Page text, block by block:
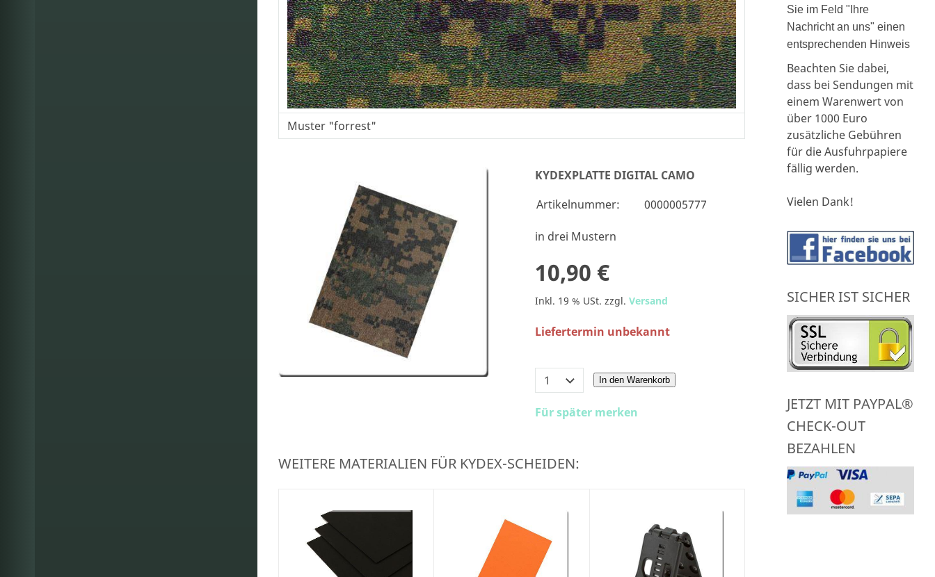
Muster "forrest"
KYDEXPLATTE DIGITAL CAMO
Artikelnummer:
0000005777
in drei Mustern
10,90 €
Inkl. 19 % USt. zzgl.Versand
Liefertermin unbekannt
In den Warenkorb
Für später merken
WEITERE MATERIALIEN FÜR KYDEX-SCHEIDEN:
Sie im Feld "Ihre
Nachricht an uns" einen
entsprechenden Hinweis
Beachten Sie dabei,
dass bei Sendungen mit
einem Warenwert von
über 1000 Euro
zusätzliche Gebühren
für die Ausfuhrpapiere
fällig werden.
Vielen Dank!
SICHER IST SICHER
JETZT MIT PAYPAL®
CHECK-OUT
BEZAHLEN